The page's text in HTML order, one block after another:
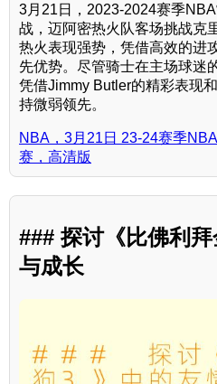
3月21日，2023-2024赛季
战，迈阿密热火队客场挑战克
热火表现强势，凭借高效的进
先优势。尽管骑士在主场球迷
凭借Jimmy Butler的精彩表现
持微弱领先。
NBA，3月21日 23-24赛季
赛，高清版
### 探讨《比佛利
与成长